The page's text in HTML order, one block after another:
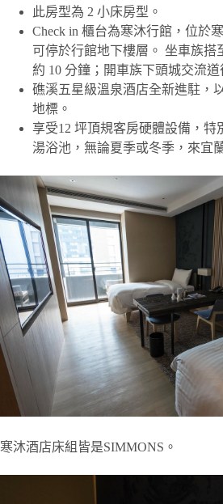
此房型為 2 小床房型。
Check in 櫃台為寒沐行館，位於
可停於行館地下樓層。 坐車族搭
約 10 分鐘；開車族下頭城交流道
礁溪五星級溫泉酒店全新進駐，
地標。
享受12 坪頂規客房硬體設備，特
湯浴池，無論夏季或冬季，來宜
寒沐酒店床組皆是SIMMONS。